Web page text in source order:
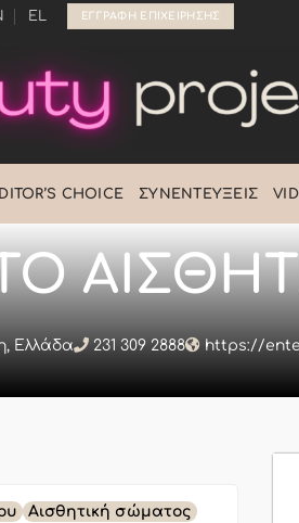
EL ΕΓΓΡΑΦΉ ΕΠΙΧΕΊΡΗΣΗΣ
CHOICE ΣΥΝΕΝΤΕΎΞΕΙΣ
Ελλάδα 231 309 2888 https://
Αισθητική σώματος